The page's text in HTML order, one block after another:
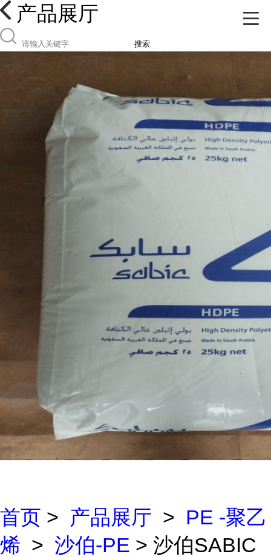
产品展厅
搜索
首页 > 产品展厅 > PE -聚乙
烯 > 沙伯-PE > 沙伯SABIC